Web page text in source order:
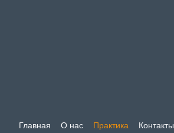
Главная О нас Практика Контакты